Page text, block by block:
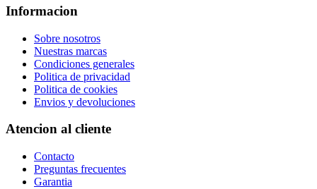
Informacion
Sobre nosotros
Nuestras marcas
Condiciones generales
Politica de privacidad
Politica de cookies
Envios y devoluciones
Atencion al cliente
Contacto
Preguntas frecuentes
Garantia